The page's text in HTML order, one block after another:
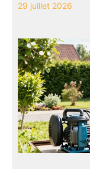
29 juillet 2026